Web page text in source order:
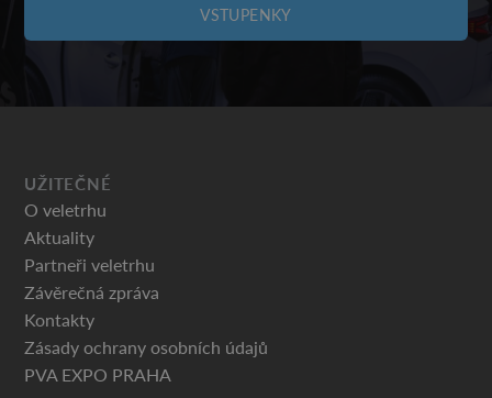
VSTUPENKY
UŽITEČNÉ
O veletrhu
Aktuality
Partneři veletrhu
Závěrečná zpráva
Kontakty
Zásady ochrany osobních údajů
PVA EXPO PRAHA